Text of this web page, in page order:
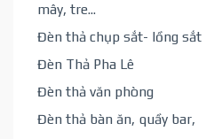
mây, tre...
Đèn thả chụp sắt- lồng sắt
Đèn Thả Pha Lê
Đèn thả văn phòng
Đèn thả bàn ăn, quầy bar,